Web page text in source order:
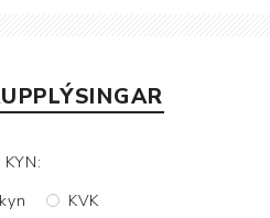
Þvagleggir
KYN:
KVK